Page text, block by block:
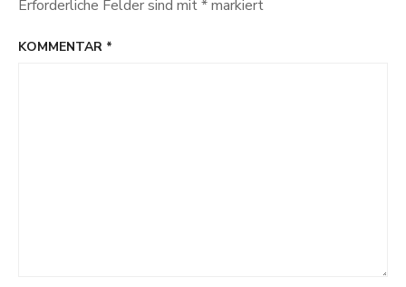
Erforderliche Felder sind mit*markiert
KOMMENTAR *